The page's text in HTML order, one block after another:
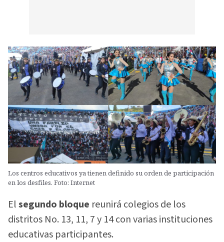
Los centros educativos ya tienen definido su orden de participación
en los desfiles. Foto: Internet
Elsegundo bloque reunirá colegios de los
distritos No. 13, 11, 7 y 14 con varias instituciones
educativas participantes.